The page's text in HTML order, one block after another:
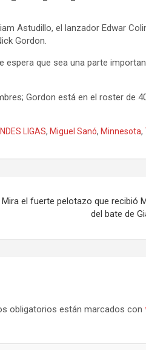
Astudillo, el lanzador Edwar
Gordon.
que sea una parte
Gordon está en el roster de
LIGAS, Miguel Sanó, Minnesota,
Mira el fuerte pelotazo que recibió
del bate de
obligatorios están marcados con